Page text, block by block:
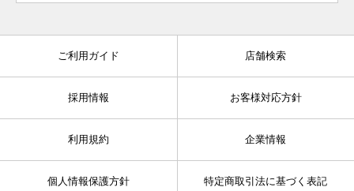
ご利用ガイド 店舗検索
採用情報 お客様対応方針
利用規約 企業情報
個人情報保護方針 特定商取引法に基づく表記